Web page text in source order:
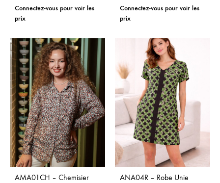
Connectez-vous pour voir les
prix
Connectez-vous pour voir les
prix
AMA01CH – Chemisier
ANA04R – Robe Unie